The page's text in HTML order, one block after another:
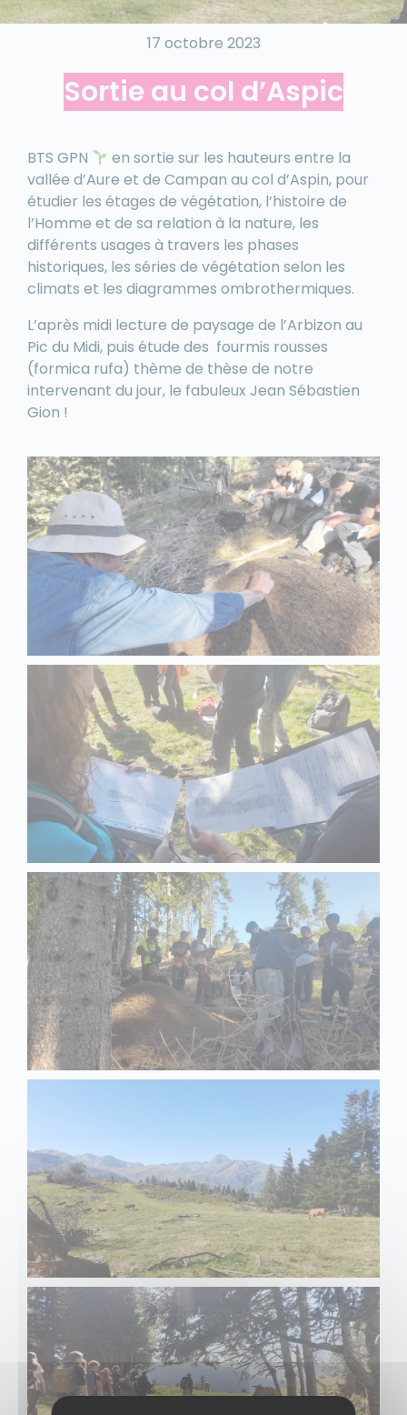
17 octobre 2023
Sortie au col d’Aspic
BTS GPN
en sortie sur les hauteurs entre la
vallée d’Aure et de Campan au col d’Aspin, pour
étudier les étages de végétation, l’histoire de
l’Homme et de sa relation à la nature, les
différents usages à travers les phases
historiques, les séries de végétation selon les
climats et les diagrammes ombrothermiques.
L’après midi lecture de paysage de l’Arbizon au
Pic du Midi, puis étude des fourmis rousses
(formica rufa) thème de thèse de notre
intervenant du jour, le fabuleux Jean Sébastien
Gion !